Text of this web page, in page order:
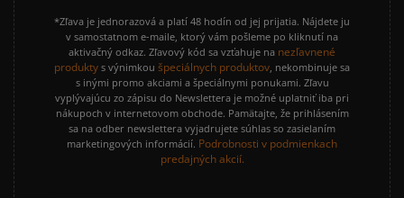
*Zľava je jednorazová a platí 48 hodín od jej prijatia. Nájdete ju
v samostatnom e-maile, ktorý vám pošleme po kliknutí na
aktivačný odkaz. Zľavový kód sa vzťahuje na nezľavnené
produkty s výnimkou špeciálnych produktov, nekombinuje sa
s inými promo akciami a špeciálnymi ponukami. Zľavu
vyplývajúcu zo zápisu do Newslettera je možné uplatniť iba pri
nákupoch v internetovom obchode. Pamätajte, že prihlásením
sa na odber newslettera vyjadrujete súhlas so zasielaním
marketingových informácií. Podrobnosti v podmienkach
predajných akcií.